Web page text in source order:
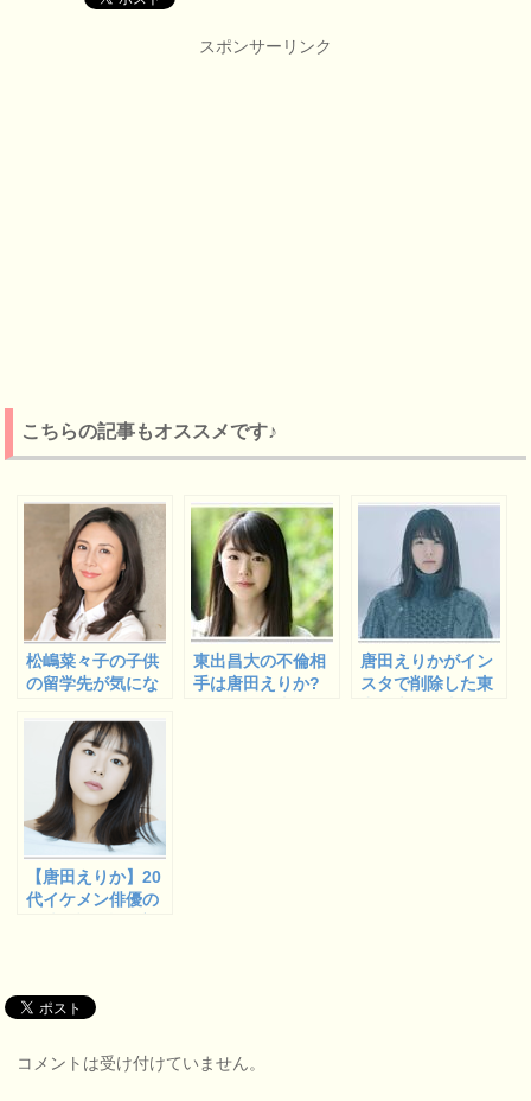
スポンサーリンク
こちらの記事もオススメです♪
松嶋菜々子の子供
の留学先が気にな
バレエの名門?
東出昌大の不倫相
手は唐田えりか?
唐田えりかがイン
スタで削除した東
【唐田えりか】20
代イケメン俳優の
コメントは受け付けていません。